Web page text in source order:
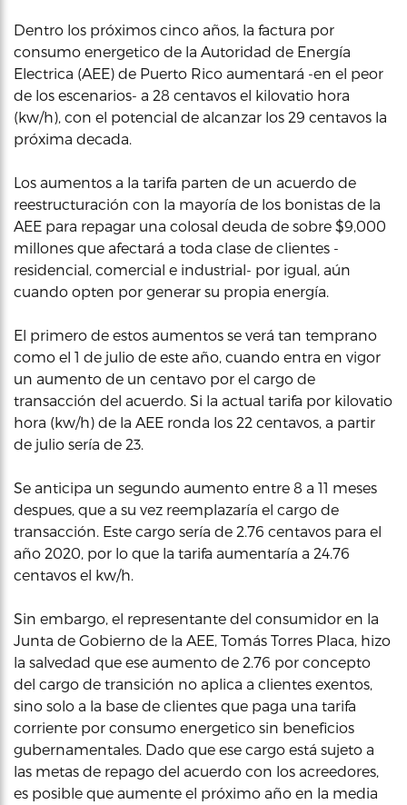
Dentro los próximos cinco años, la factura por
consumo energetico de la Autoridad de Energía
Electrica (AEE) de Puerto Rico aumentará -en el peor
de los escenarios- a 28 centavos el kilovatio hora
(kw/h), con el potencial de alcanzar los 29 centavos la
próxima decada.
Los aumentos a la tarifa parten de un acuerdo de
reestructuración con la mayoría de los bonistas de la
AEE para repagar una colosal deuda de sobre $9,000
millones que afectará a toda clase de clientes -
residencial, comercial e industrial- por igual, aún
cuando opten por generar su propia energía.
El primero de estos aumentos se verá tan temprano
como el 1 de julio de este año, cuando entra en vigor
un aumento de un centavo por el cargo de
transacción del acuerdo. Si la actual tarifa por kilovatio
hora (kw/h) de la AEE ronda los 22 centavos, a partir
de julio sería de 23.
Se anticipa un segundo aumento entre 8 a 11 meses
despues, que a su vez reemplazaría el cargo de
transacción. Este cargo sería de 2.76 centavos para el
año 2020, por lo que la tarifa aumentaría a 24.76
centavos el kw/h.
Sin embargo, el representante del consumidor en la
Junta de Gobierno de la AEE, Tomás Torres Placa, hizo
la salvedad que ese aumento de 2.76 por concepto
del cargo de transición no aplica a clientes exentos,
sino solo a la base de clientes que paga una tarifa
corriente por consumo energetico sin beneficios
gubernamentales. Dado que ese cargo está sujeto a
las metas de repago del acuerdo con los acreedores,
es posible que aumente el próximo año en la media